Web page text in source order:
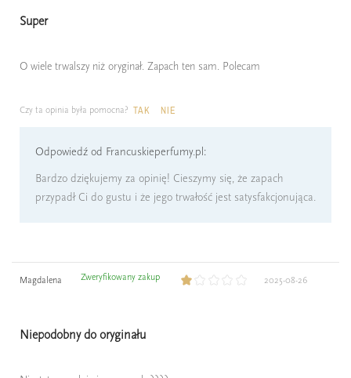
Super
O wiele trwalszy niż oryginał. Zapach ten sam. Polecam
Czy ta opinia była pomocna? TAK NIE
Odpowiedź od Francuskieperfumy.pl:
Bardzo dziękujemy za opinię! Cieszymy się, że zapach
przypadł Ci do gustu i że jego trwałość jest satysfakcjonująca.
Magdalena Zweryfikowany zakup 2025-08-26
Niepodobny do oryginału